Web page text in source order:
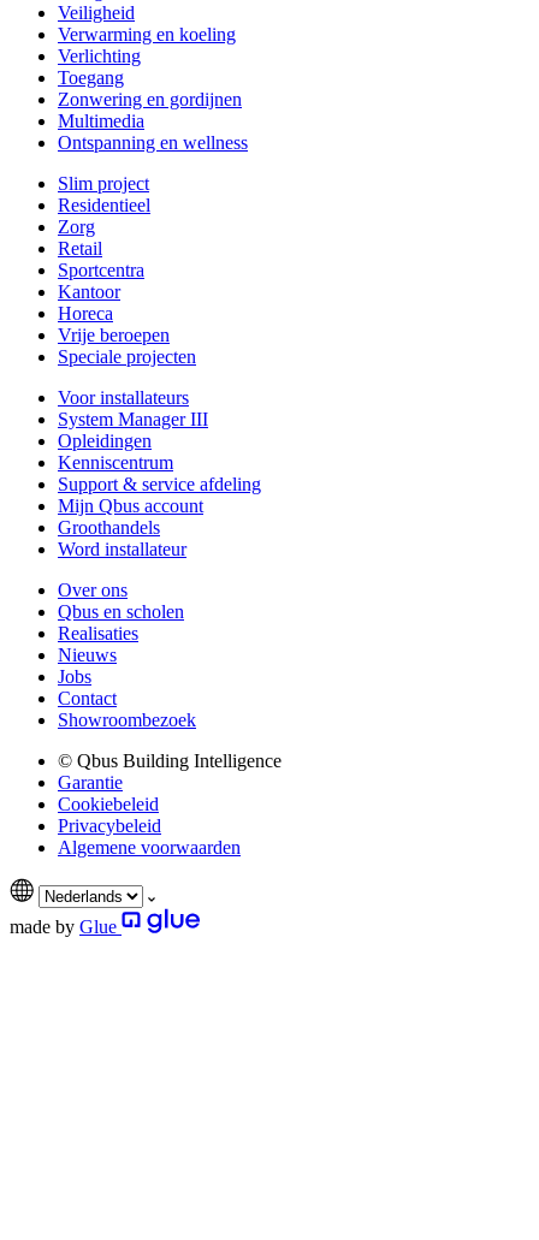
Veiligheid
Verwarming en koeling
Verlichting
Toegang
Zonwering en gordijnen
Multimedia
Ontspanning en wellness
Slim project
Residentieel
Zorg
Retail
Sportcentra
Kantoor
Horeca
Vrije beroepen
Speciale projecten
Voor installateurs
System Manager III
Opleidingen
Kenniscentrum
Support & service afdeling
Mijn Qbus account
Groothandels
Word installateur
Over ons
Qbus en scholen
Realisaties
Nieuws
Jobs
Contact
Showroombezoek
© Qbus Building Intelligence
Garantie
Cookiebeleid
Privacybeleid
Algemene voorwaarden
made by Glue